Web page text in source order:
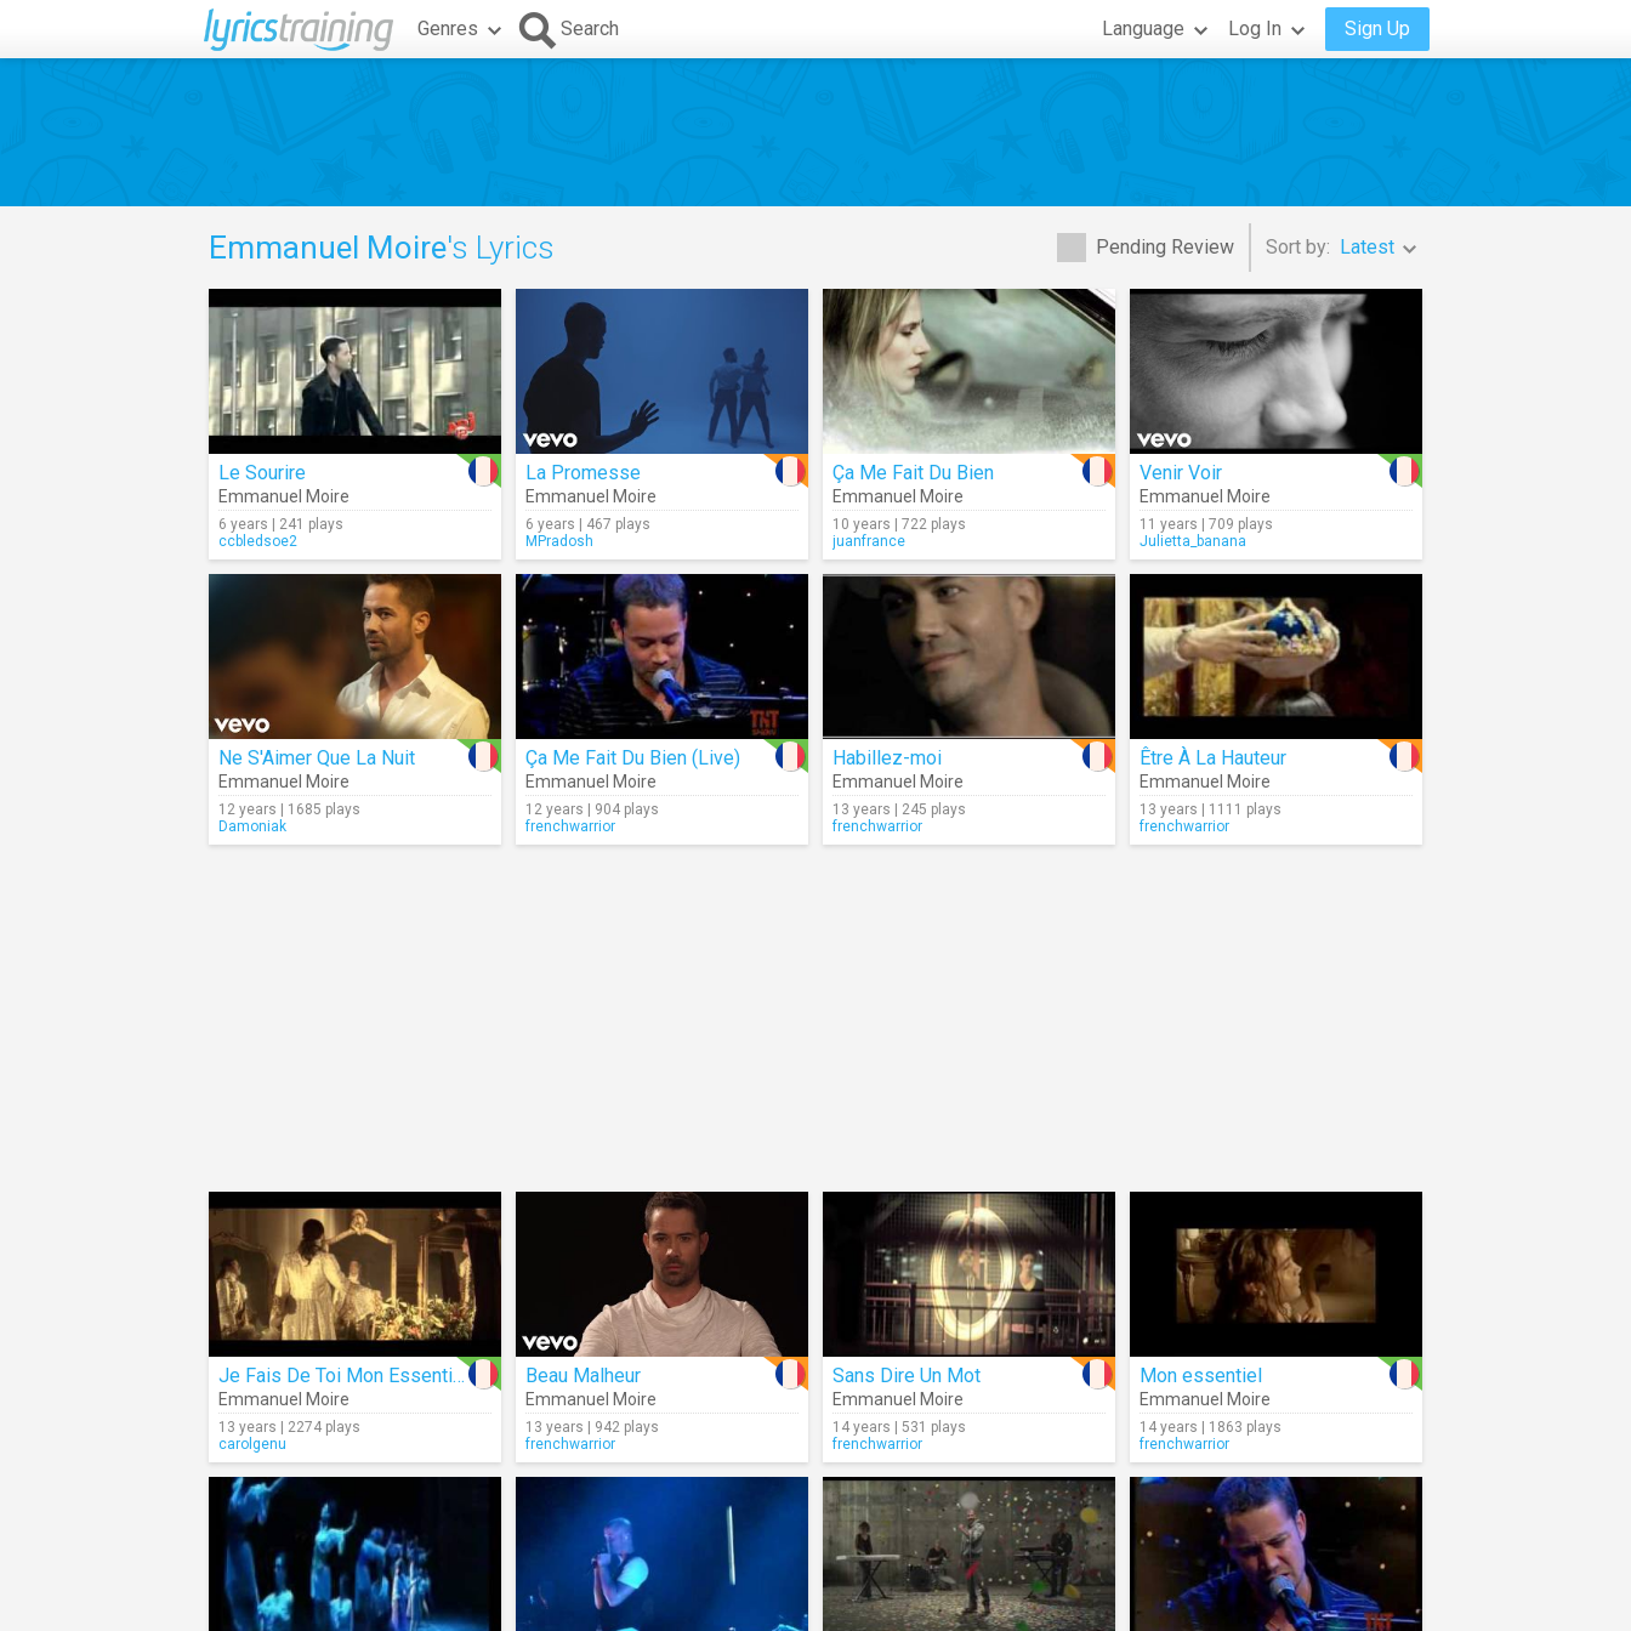
Genres Search Language Log In Sign Up
Pending Review Sort by: Latest
Emmanuel Moire's Lyrics
Le Sourire
Emmanuel Moire
6 years | 241 plays
ccbledsoe2
La Promesse
Emmanuel Moire
6 years | 467 plays
MPradosh
Ça Me Fait Du Bien
Emmanuel Moire
10 years | 722 plays
juanfrance
Venir Voir
Emmanuel Moire
11 years | 709 plays
Julietta_banana
Ne S'Aimer Que La Nuit
Emmanuel Moire
12 years | 1685 plays
Damoniak
Ça Me Fait Du Bien (Live)
Emmanuel Moire
12 years | 904 plays
frenchwarrior
Habillez-moi
Emmanuel Moire
13 years | 245 plays
frenchwarrior
Être À La Hauteur
Emmanuel Moire
13 years | 1111 plays
frenchwarrior
Je Fais De Toi Mon Essentiel
Emmanuel Moire
13 years | 2274 plays
carolgenu
Beau Malheur
Emmanuel Moire
13 years | 942 plays
frenchwarrior
Sans Dire Un Mot
Emmanuel Moire
14 years | 531 plays
frenchwarrior
Mon essentiel
Emmanuel Moire
14 years | 1863 plays
frenchwarrior